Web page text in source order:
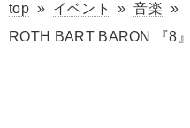
top» イベント »音楽 »
ROTH BART BARON 『8